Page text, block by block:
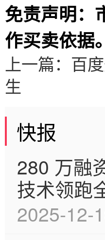
免责声明：
作买卖依据。
上一篇： 百
生
快报
280 万融
技术领跑
2025-12-